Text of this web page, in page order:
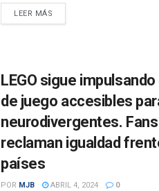
LEER MÁS
LEGO sigue
de juego accesibles
neurodivergentes.
reclaman igualdad
países
POR MJB ABRIL 4, 2024 0